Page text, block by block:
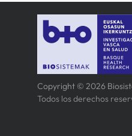
Copyright © 2026
Todos los derechos